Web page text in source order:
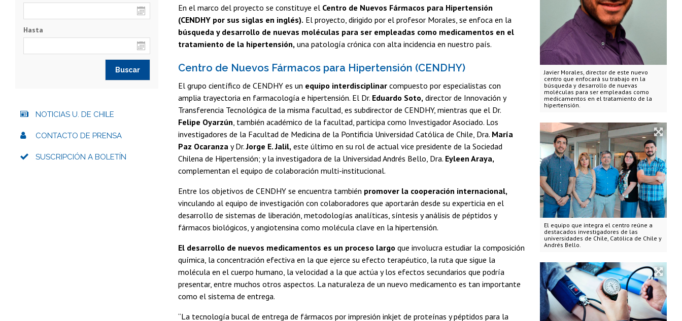
Javier Morales, director de este nuevo
centro que enfocará su trabajo en la
búsqueda y desarrollo de nuevas
moléculas para ser empleadas como
medicamentos en el tratamiento de la
hipertensión.
El equipo que integra el centro reúne a
destacados investigadores de las
universidades de Chile, Católica de Chile y
Andrés Bello.
En el marco del proyecto se constituye el Centro de Nuevos Fármacos para Hipertensión
(CENDHY por sus siglas en inglés). El proyecto, dirigido por el profesor Morales, se enfoca en la
búsqueda y desarrollo de nuevas moléculas para ser empleadas como medicamentos en el
tratamiento de la hipertensión, una patología crónica con alta incidencia en nuestro país.
Centro de Nuevos Fármacos para Hipertensión (CENDHY)
El grupo científico de CENDHY es un equipo interdisciplinar compuesto por especialistas con
amplia trayectoria en farmacología e hipertensión. El Dr. Eduardo Soto, director de Innovación y
Transferencia Tecnológica de la misma facultad, es subdirector de CENDHY, mientras que el Dr.
Felipe Oyarzún, también académico de la facultad, participa como Investigador Asociado. Los
investigadores de la Facultad de Medicina de la Pontificia Universidad Católica de Chile, Dra. María
Paz Ocaranza y Dr.Jorge E. Jalil, este último en su rol de actual vice presidente de la Sociedad
Chilena de Hipertensión; y la investigadora de la Universidad Andrés Bello, Dra. Eyleen Araya,
complementan el equipo de colaboración multi-institucional.
Entre los objetivos de CENDHY se encuentra también promover la cooperación internacional,
vinculando al equipo de investigación con colaboradores que aportarán desde su experticia en el
desarrollo de sistemas de liberación, metodologías analíticas, síntesis y análisis de péptidos y
fármacos biológicos, y angiotensina como molécula clave en la hipertensión.
El desarrollo de nuevos medicamentos es un proceso largo que involucra estudiar la composición
química, la concentración efectiva en la que ejerce su efecto terapéutico, la ruta que sigue la
molécula en el cuerpo humano, la velocidad a la que actúa y los efectos secundarios que podría
presentar, entre muchos otros aspectos. La naturaleza de un nuevo medicamento es tan importante
como el sistema de entrega.
“La tecnología bucal de entrega de fármacos por impresión inkjet de proteínas y péptidos para la
Hasta
NOTICIAS U. DE CHILE
CONTACTO DE PRENSA
SUSCRIPCIÓN A BOLETÍN